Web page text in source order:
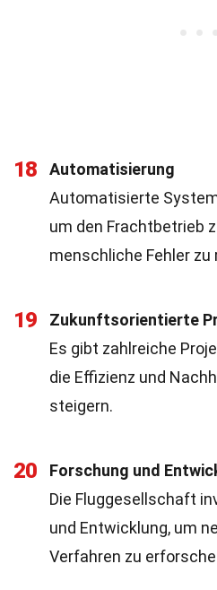
18
Automatisierung
Automatisierte
um den Frachtbetrieb
menschliche Fehler zu
19
Zukunftsorientierte
Es gibt zahlreiche
die Effizienz und
steigern.
20
Forschung und
Die Fluggesellschaft
und Entwicklung, um
Verfahren zu